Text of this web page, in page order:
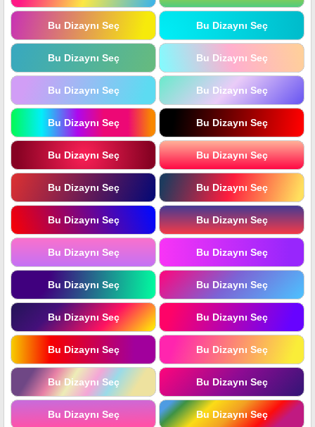
Bu Dizaynı Seç Bu Dizaynı Seç
Bu Dizaynı Seç Bu Dizaynı Seç
Bu Dizaynı Seç Bu Dizaynı Seç
Bu Dizaynı Seç Bu Dizaynı Seç
Bu Dizaynı Seç Bu Dizaynı Seç
Bu Dizaynı Seç Bu Dizaynı Seç
Bu Dizaynı Seç Bu Dizaynı Seç
Bu Dizaynı Seç Bu Dizaynı Seç
Bu Dizaynı Seç Bu Dizaynı Seç
Bu Dizaynı Seç Bu Dizaynı Seç
Bu Dizaynı Seç Bu Dizaynı Seç
Bu Dizaynı Seç Bu Dizaynı Seç
Bu Dizaynı Seç Bu Dizaynı Seç